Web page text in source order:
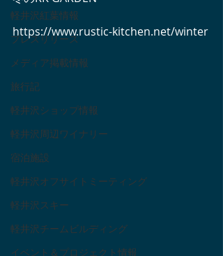
軽井沢紅葉情報
プレスリリース
メディア掲載情報
旅行記
軽井沢ショップ情報
軽井沢周辺ワイナリー
宿泊施設
軽井沢オフサイトミーティング
軽井沢スキー
軽井沢チームビルディング
イベント＆プロジェクト情報
https://www.rustic-kitchen.net/winter